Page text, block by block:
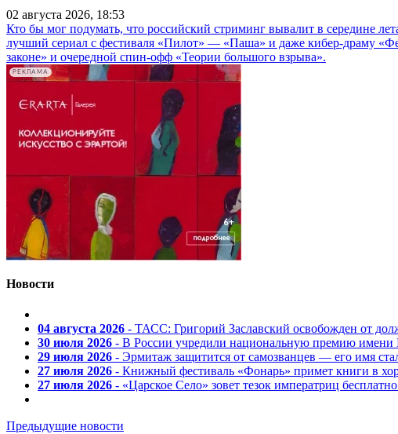
02 августа 2026, 18:53
Кто бы мог подумать, что российский стриминг вывалит в середине
лучший сериал с фестиваля «Пилот» — «Паша» и даже кибер-драму
законе» и очередной спин-офф «Теории большого взрыва».
РЕКЛАМА
Новости
04 августа 2026 - ТАСС: Григорий Заславский освобожден от
30 июля 2026 - В России учредили национальную премию имени
29 июля 2026 - Эрмитаж защитится от самозванцев — его имя
27 июля 2026 - Книжный фестиваль «Фонарь» примет книги в
27 июля 2026 - «Царское Село» зовет тезок императриц
Предыдущие новости